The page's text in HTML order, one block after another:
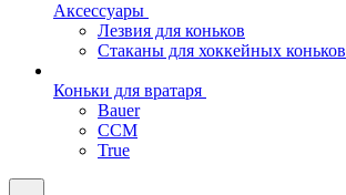
Аксессуары
Лезвия для коньков
Стаканы для хоккейных коньков
Коньки для вратаря
Bauer
CCM
True